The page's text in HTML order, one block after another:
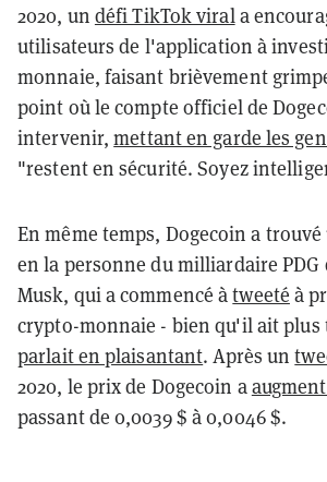
2020, un défi TikTok viral a
utilisateurs de l'application à
monnaie, faisant brièvement
point où le compte officiel de
intervenir,mettant en garde les
"restent en sécurité. Soyez
En même temps, Dogecoin a
en la personne du milliardaire PDG
Musk, qui a commencé àtweeté à
crypto-monnaie - bien qu'il ait plus
parlait en plaisantant. Après un
2020, le prix de Dogecoin a
passant de 0,0039 $ à 0,0046 $.